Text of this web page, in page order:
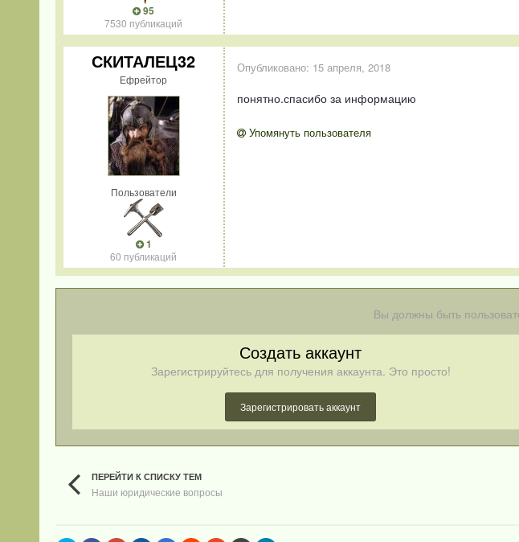
95
7530 публикаций
СКИТАЛЕЦ32
Ефрейтор
Пользователи
1
60 публикаций
Опубликовано: 15 апреля, 2018
понятно.спасибо за информацию
Упомянуть пользователя
Вы должны быть
Создать аккаунт
Зарегистрируйтесь для получения аккаунта. Это просто!
Зарегистрировать аккаунт
ПЕРЕЙТИ К СПИСКУ ТЕМ
Наши юридические вопросы